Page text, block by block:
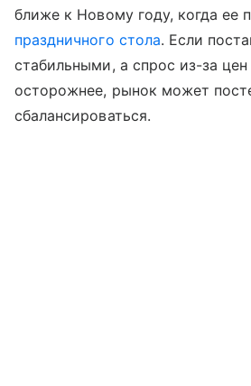
ближе к Новому году, когда ее
праздничного стола. Если
стабильными, а спрос из-за цен
осторожнее, рынок может
сбалансироваться.